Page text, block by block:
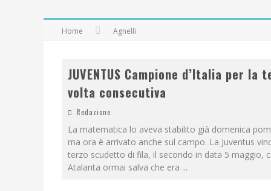
Home Agnelli
JUVENTUS Campione d’Italia per la
volta consecutiva
Redazione
La matematica lo aveva stabilito già domenica
ma ora è arrivato anche sul campo. La Juventus
terzo scudetto di fila, il secondo in data 5 maggio,
Atalanta ormai salva che era ...